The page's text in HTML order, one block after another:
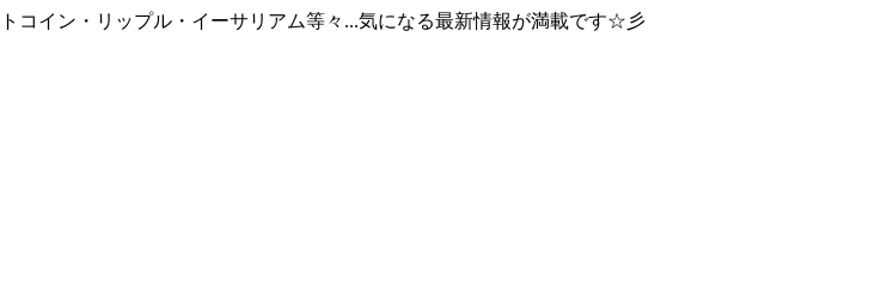
コイン・リップル・イーサリアム等々...気になる最新情報が満載です☆彡